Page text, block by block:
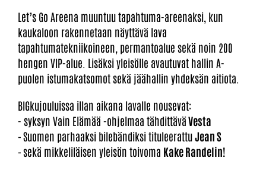
Let’s Go Areena muuntuu tapahtuma-areenaksi, kun
kaukaloon rakennetaan näyttävä lava
tapahtumatekniikoineen, permantoalue sekä noin 200
hengen VIP-alue. Lisäksi yleisölle avautuvat hallin A-
puolen istumakatsomot sekä jäähallin yhdeksän aitiota.
BIGkujouluissa illan aikana lavalle nousevat:
- syksyn Vain Elämää -ohjelmaa tähdittäväVesta
-Suomen parhaaksi bilebändiksi tituleerattuJean S
-sekä mikkeliläisen yleisön toivoma Kake Randelin!